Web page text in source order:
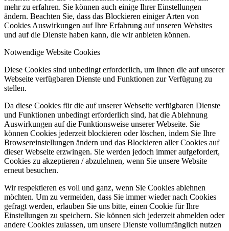
mehr zu erfahren. Sie können auch einige Ihrer Einstellungen
ändern. Beachten Sie, dass das Blockieren einiger Arten von
Cookies Auswirkungen auf Ihre Erfahrung auf unseren Websites
und auf die Dienste haben kann, die wir anbieten können.
Notwendige Website Cookies
Diese Cookies sind unbedingt erforderlich, um Ihnen die auf unserer
Webseite verfügbaren Dienste und Funktionen zur Verfügung zu
stellen.
Da diese Cookies für die auf unserer Webseite verfügbaren Dienste
und Funktionen unbedingt erforderlich sind, hat die Ablehnung
Auswirkungen auf die Funktionsweise unserer Webseite. Sie
können Cookies jederzeit blockieren oder löschen, indem Sie Ihre
Browsereinstellungen ändern und das Blockieren aller Cookies auf
dieser Webseite erzwingen. Sie werden jedoch immer aufgefordert,
Cookies zu akzeptieren / abzulehnen, wenn Sie unsere Website
erneut besuchen.
Wir respektieren es voll und ganz, wenn Sie Cookies ablehnen
möchten. Um zu vermeiden, dass Sie immer wieder nach Cookies
gefragt werden, erlauben Sie uns bitte, einen Cookie für Ihre
Einstellungen zu speichern. Sie können sich jederzeit abmelden oder
andere Cookies zulassen, um unsere Dienste vollumfänglich nutzen